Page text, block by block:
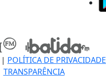
| POLÍTICA DE PRIVACIDADE
TRANSPARÊNCIA